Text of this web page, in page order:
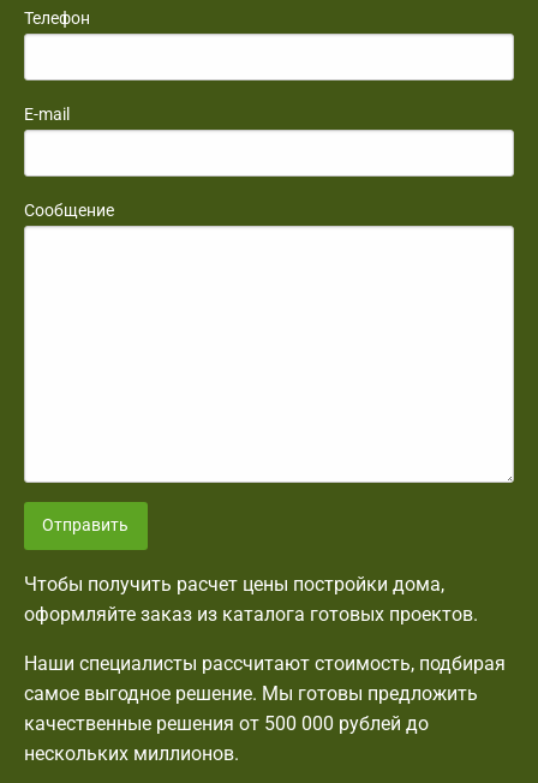
Телефон
E-mail
Сообщение
Отправить
Чтобы получить расчет цены постройки дома,
оформляйте заказ из каталога готовых проектов.
Наши специалисты рассчитают стоимость, подбирая
самое выгодное решение. Мы готовы предложить
качественные решения от 500 000 рублей до
нескольких миллионов.